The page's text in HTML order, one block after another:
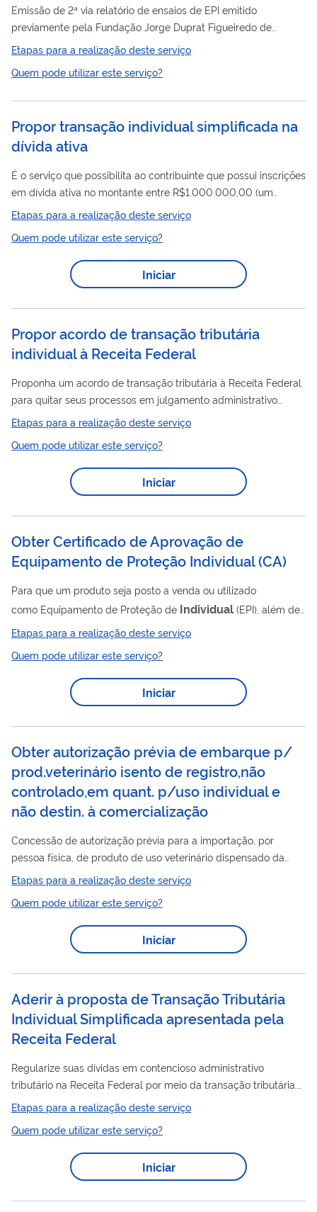
Emissão de 2ª via relatório de ensaios de EPI emitido
previamente pela Fundação Jorge Duprat Figueiredo de
Segurança e Medicina do Trabalho (Fundacentro)
Etapas para a realização deste serviço
Quem pode utilizar este serviço?
Propor transação individual simplificada na
dívida ativa
É o serviço que possibilita ao contribuinte que possui inscrições
em dívida ativa no montante entre R$1.000.000,00 (um
milhão de reais) a R$ 10.000.000,00 (dez milhões de reais)
apresentar proposta de negociação indicando o plano de
pagamento para quitação integral dos débitos inscritos na
dívida ativa da União, o qual poderá envolver: entrada; prazo e
escalonamento para pagamento das prestações pretendidas;
do contribuinte. ...
Etapas para a realização deste serviço
Quem pode utilizar este serviço?
Iniciar
Propor acordo de transação tributária
individual à Receita Federal
Proponha um acordo de transação tributária à Receita Federal
para quitar seus processos em julgamento administrativo
(contencioso). Se a proposta for aceita, você desiste da
discussão no processo e paga os valores devidos com
descontos e condições especiais. Para sua adesão ser
aprovada, você precisa optar pelo Domicílio Tributário
Eletrônico (DTE) .
Etapas para a realização deste serviço
Quem pode utilizar este serviço?
Iniciar
Obter Certificado de Aprovação de
Equipamento de Proteção Individual (CA)
Para que um produto seja posto a venda ou utilizado
como Equipamento de Proteção de Individual (EPI), além de
estar relacionado no Anexo I da Norma Regulamentadora nº 6
(NR 6), deve possuir Certificado de Aprovação - CA expedido
pelo órgão nacional competente em matéria de segurança e
saúde no trabalho.
Etapas para a realização deste serviço
Quem pode utilizar este serviço?
Iniciar
Obter autorização prévia de embarque p/
prod.veterinário isento de registro,não
controlado,em quant. p/uso individual e
não destin. à comercialização
Concessão de autorização prévia para a importação, por
pessoa física, de produto de uso veterinário dispensado da
obrigatoriedade de registro, não submetido a regime especial
destine à comercialização
Etapas para a realização deste serviço
Quem pode utilizar este serviço?
Iniciar
Aderir à proposta de Transação Tributária
Individual Simplificada apresentada pela
Receita Federal
Regularize suas dívidas em contencioso administrativo
tributário na Receita Federal por meio da transação tributária.
Se você recebeu uma proposta de transação
acordo de transação tributária na Receita Federal. Esse acordo
permite regularizar débitos que ainda estão em julgamento
administrativo (contencioso). Ao atender aos requisitos, você
pagamento pode...
Etapas para a realização deste serviço
Quem pode utilizar este serviço?
Iniciar